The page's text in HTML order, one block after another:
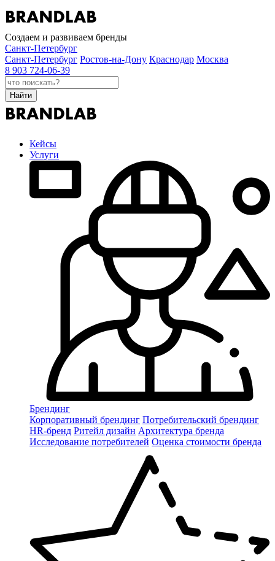
Создаем и развиваем бренды
Санкт-Петербург
Санкт-Петербург Ростов-на-Дону Краснодар Москва
8 903 724-06-39
Найти
Кейсы
Услуги
Брендинг
Корпоративный брендинг Потребительский брендинг
НR-бренд Ритейл дизайн Архитектура бренда
Исследование потребителей Оценка стоимости бренда